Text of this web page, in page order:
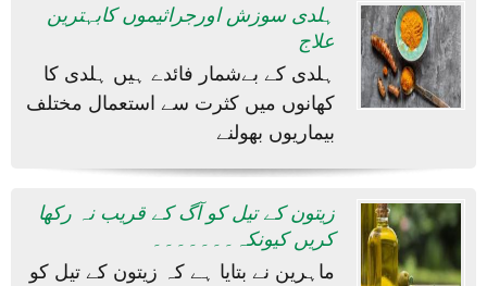
ہلدی سوزش اورجراثیموں کابہترین
علاج
ہلدی کے بےشمار فائدے ہیں ہلدی کا
کھانوں میں کثرت سے استعمال مختلف
بیماریوں بھولنے
زیتون کے تیل کو آگ کے قریب نہ رکھا
کریں کیونکہ۔۔۔۔۔۔۔
ماہرین نے بتایا ہے کہ زیتون کے تیل کو